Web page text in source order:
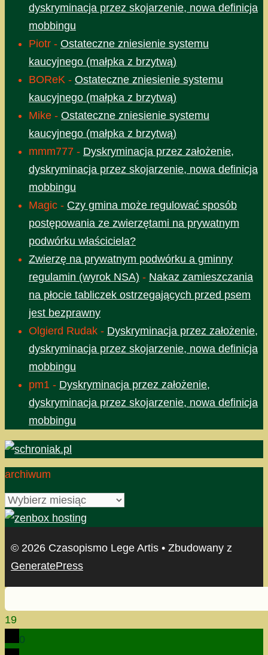
dyskryminacja przez skojarzenie, nowa definicja
mobbingu
Piotr - Ostateczne zniesienie systemu
kaucyjnego (małpka z brzytwą)
BOReK - Ostateczne zniesienie systemu
kaucyjnego (małpka z brzytwą)
Mike - Ostateczne zniesienie systemu
kaucyjnego (małpka z brzytwą)
mmm777 - Dyskryminacja przez założenie,
dyskryminacja przez skojarzenie, nowa definicja
mobbingu
Magic - Czy gmina może regulować sposób
postępowania ze zwierzętami na prywatnym
podwórku właściciela?
Zwierzę na prywatnym podwórku a gminny
regulamin (wyrok NSA) - Nakaz zamieszczania
na płocie tabliczek ostrzegających przed psem
jest bezprawny
Olgierd Rudak - Dyskryminacja przez założenie,
dyskryminacja przez skojarzenie, nowa definicja
mobbingu
pm1 - Dyskryminacja przez założenie,
dyskryminacja przez skojarzenie, nowa definicja
mobbingu
archiwum
archiwum
© 2026 Czasopismo Lege Artis • Zbudowany z
GeneratePress
19
0